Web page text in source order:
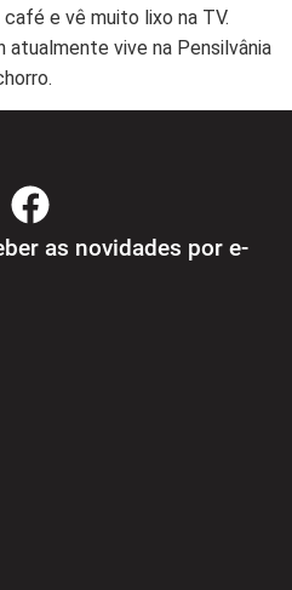
e vê muito lixo na TV.
atualmente vive na Pensilvânia
as novidades por e-